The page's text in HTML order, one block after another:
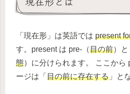
「現在形」は英語では present
す。present は pre-（目の前）
態）に分けられます。 ここから
ージは「 目の前に存在する 」と